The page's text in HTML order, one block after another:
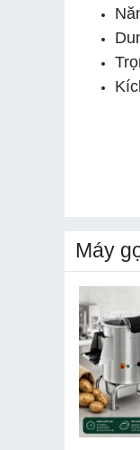
Máy